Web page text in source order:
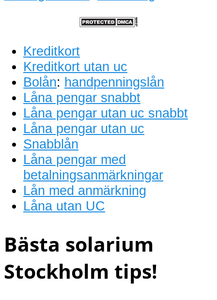
Kreditkort
Kreditkort utan uc
Bolån: handpenningslån
Låna pengar snabbt
Låna pengar utan uc snabbt
Låna pengar utan uc
Snabblån
Låna pengar med
betalningsanmärkningar
Lån med anmärkning
Låna utan UC
Bästa solarium
Stockholm tips!